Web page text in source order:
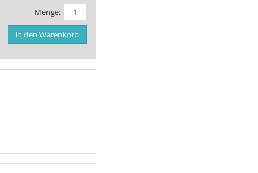
Menge:
in den Warenkorb